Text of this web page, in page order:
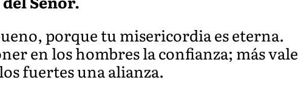
porque tu misericordia es eterna.
en los hombres la confianza; más vale
fuertes una alianza.